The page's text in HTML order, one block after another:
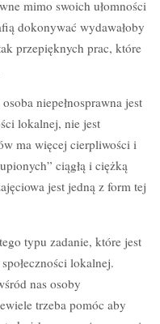
mimo swoich ułomności
dokonywać wydawałoby
przepięknych prac, które
niepełnosprawna jest
lokalnej, nie jest
ma więcej cierpliwości i
ciągłą i ciężką
jest jedną z form tej
typu zadanie, które jest
lokalnej.
nas osoby
trzeba pomóc aby